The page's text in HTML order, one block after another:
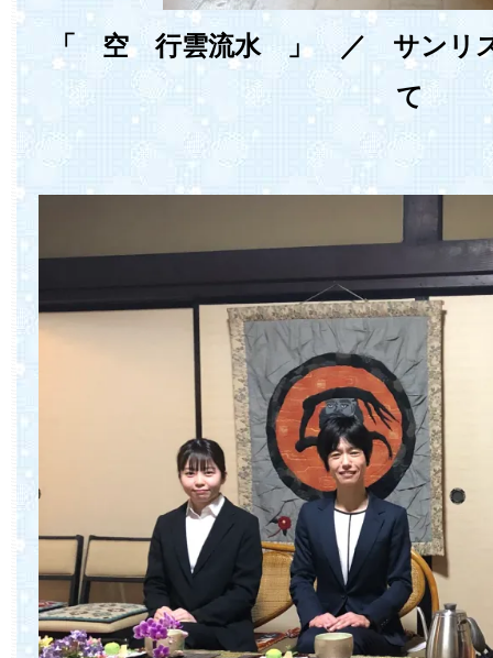
「 空 行雲流水 」 ／ サンリ
て